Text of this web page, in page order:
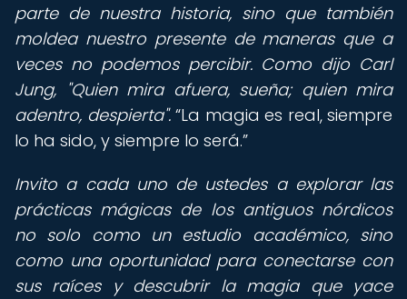
parte de nuestra historia, sino que también
moldea nuestro presente de maneras que a
veces no podemos percibir. Como dijo Carl
Jung, "Quien mira afuera, sueña; quien mira
adentro, despierta". La magia es real, siempre
lo ha sido, y siempre lo será.
Invito a cada uno de ustedes a explorar las
prácticas mágicas de los antiguos nórdicos
no solo como un estudio académico, sino
como una oportunidad para conectarse con
sus raíces y descubrir la magia que yace